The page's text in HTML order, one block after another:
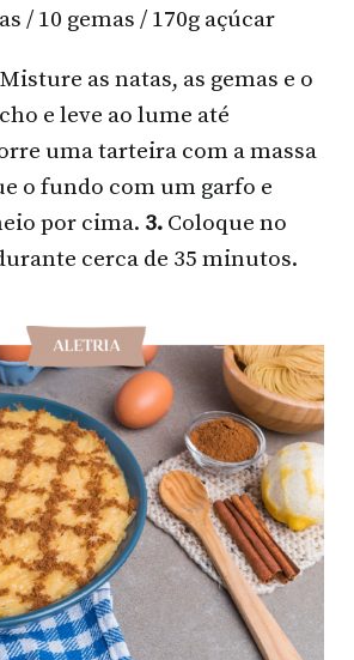
/ 10 gemas / 170g açúcar
Misture as natas, as gemas e o
e leve ao lume até
uma tarteira com a massa
o fundo com um garfo e
por cima. 3. Coloque no
cerca de 35 minutos.